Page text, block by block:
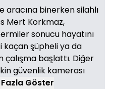
aracına binerken silahlı
Mert Korkmaz,
sonucu hayatını
kaçan şüpheli ya da
başlattı. Diğer
güvenlik kamerası
Göster